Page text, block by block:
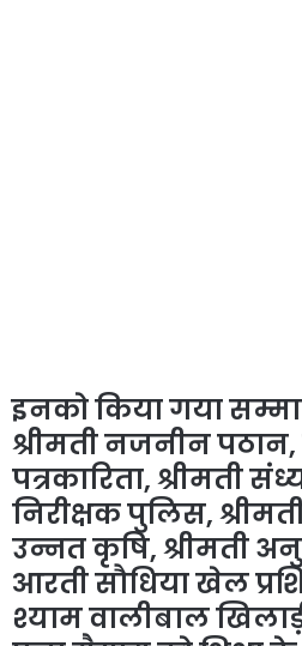
इनको किया गया
श्रीमती नजनीन
पत्रकारिता, श्रीमती
निरीक्षक पुलिस,
उन्नत कृषि, श्रीमती
आरती सौधिया खेल
श्याम वालीबाल